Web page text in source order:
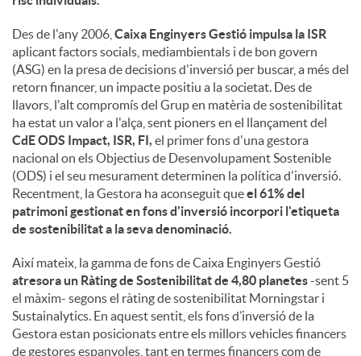
Des de l'any 2006, Caixa Enginyers Gestió impulsa la ISR
aplicant factors socials, mediambientals i de bon govern
(ASG) en la presa de decisions d'inversió per buscar, a més del
retorn financer, un impacte positiu a la societat. Des de
llavors, l'alt compromís del Grup en matèria de sostenibilitat
ha estat un valor a l'alça, sent pioners en el llançament del
CdE ODS Impact, ISR, FI, el primer fons d'una gestora
nacional on els Objectius de Desenvolupament Sostenible
(ODS) i el seu mesurament determinen la política d'inversió.
Recentment, la Gestora ha aconseguit queel 61% del
patrimoni gestionat en fons d'inversió incorpori l'etiqueta
de sostenibilitat a la seva denominació.
Així mateix, la gamma de fons de Caixa Enginyers Gestió
atresora un Ràting de Sostenibilitat de 4,80 planetes-sent 5
el màxim- segons el ràting de sostenibilitat Morningstar i
Sustainalytics. En aquest sentit, els fons d’inversió de la
Gestora estan posicionats entre els millors vehicles financers
de gestores espanyoles, tant en termes financers com de